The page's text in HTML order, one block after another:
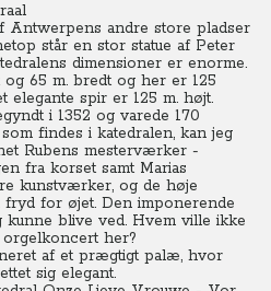
Antwerpens andre store pladser
står en stor statue af Peter
dimensioner er enorme.
og 65 m. bredt og her er 125
elegante spir er 125 m. højt.
i 1352 og varede 170
findes i katedralen, kan jeg
Rubens mesterværker -
fra korset samt Marias
kunstværker, og de høje
fryd for øjet. Den imponerende
blive ved. Hvem ville ikke
her?
af et prægtigt palæ, hvor
sig elegant.